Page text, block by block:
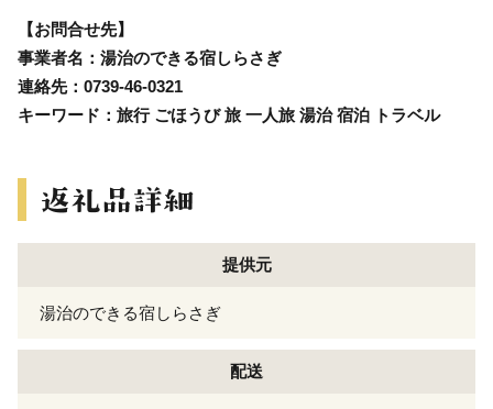
【お問合せ先】
事業者名：湯治のできる宿しらさぎ
連絡先：0739-46-0321
キーワード：旅行 ごほうび 旅 一人旅 湯治 宿泊 トラベル
提供元
湯治のできる宿しらさぎ
配送